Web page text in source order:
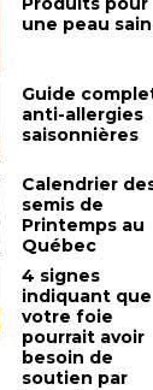
une peau
Guide
anti-allergies
saisonnières
Calendrier
semis de
Printemps au
Québec
4 signes
indiquant que
votre foie
pourrait avoir
besoin de
soutien par